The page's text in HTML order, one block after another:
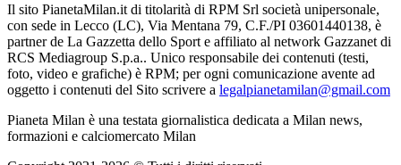
Il sito PianetaMilan.it di titolarità di RPM Srl società unipersonale,
con sede in Lecco (LC), Via Mentana 79, C.F./PI 03601440138, è
partner de La Gazzetta dello Sport e affiliato al network Gazzanet di
RCS Mediagroup S.p.a.. Unico responsabile dei contenuti (testi,
foto, video e grafiche) è RPM; per ogni comunicazione avente ad
oggetto i contenuti del Sito scrivere a legalpianetamilan@gmail.com
Pianeta Milan è una testata giornalistica dedicata a Milan news,
formazioni e calciomercato Milan